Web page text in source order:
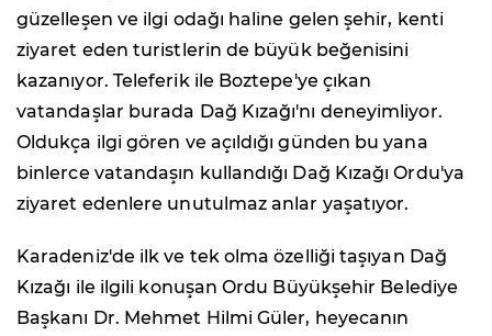
güzelleşen ve ilgi odağı haline gelen şehir, kenti
ziyaret eden turistlerin de büyük beğenisini
kazanıyor. Teleferik ile Boztepe'ye çıkan
vatandaşlar burada Dağ Kızağı'nı deneyimliyor.
Oldukça ilgi gören ve açıldığı günden bu yana
binlerce vatandaşın kullandığı Dağ Kızağı Ordu'ya
ziyaret edenlere unutulmaz anlar yaşatıyor.
Karadeniz'de ilk ve tek olma özelliği taşıyan Dağ
Kızağı ile ilgili konuşan Ordu Büyükşehir Belediye
Başkanı Dr. Mehmet Hilmi Güler, heyecanın